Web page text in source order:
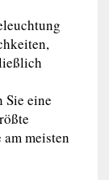
Sie eine
meisten